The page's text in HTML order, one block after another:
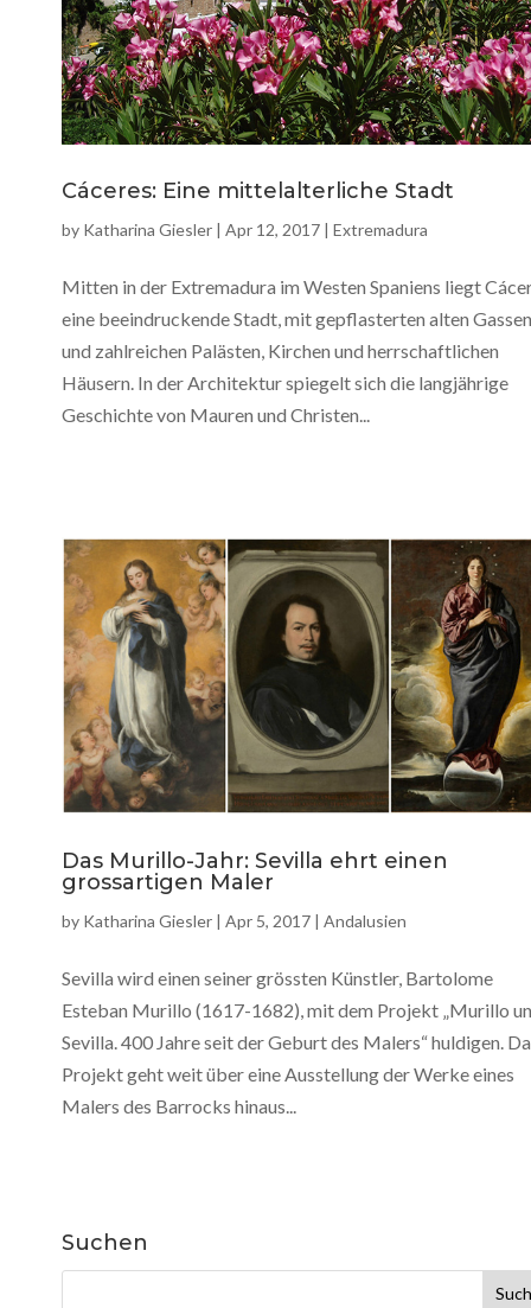
Cáceres: Eine mittelalterliche Stadt
by Katharina Giesler | Apr 12, 2017 | Extremadura
Mitten in der Extremadura im Westen Spaniens liegt
eine beeindruckende Stadt, mit gepflasterten alten Gassen
und zahlreichen Palästen, Kirchen und herrschaftlichen
Häusern. In der Architektur spiegelt sich die langjährige
Geschichte von Mauren und Christen...
Das Murillo-Jahr: Sevilla ehrt einen
grossartigen Maler
by Katharina Giesler | Apr 5, 2017 | Andalusien
Sevilla wird einen seiner grössten Künstler, Bartolome
Esteban Murillo (1617-1682), mit dem Projekt „Murillo
Sevilla. 400 Jahre seit der Geburt des Malers“ huldigen.
Projekt geht weit über eine Ausstellung der Werke eines
Malers des Barrocks hinaus...
Suchen